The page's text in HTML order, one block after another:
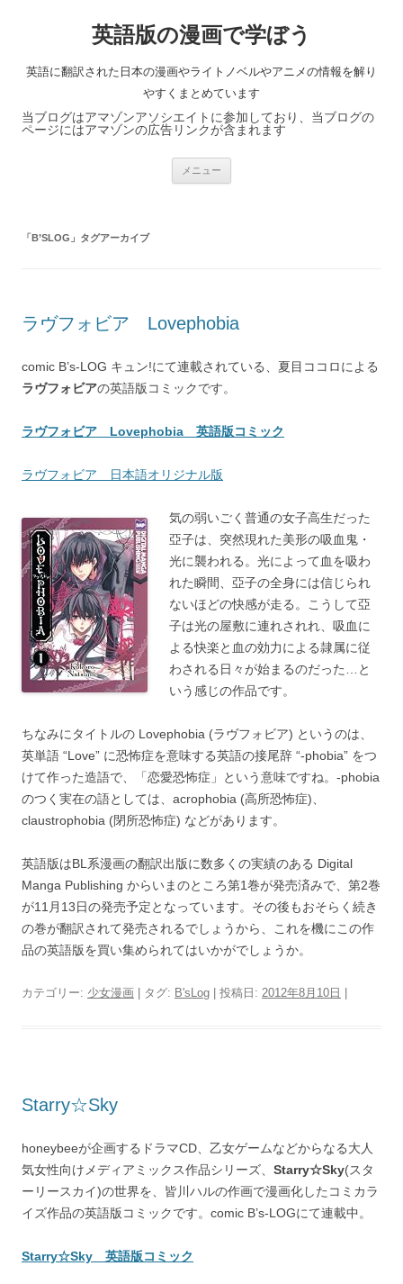
英語版の漫画で学ぼう
英語に翻訳された日本の漫画やライトノベルやアニメの情報を解り
やすくまとめています
当ブログはアマゾンアソシエイトに参加しており、当ブログの
ページにはアマゾンの広告リンクが含まれます
メニュー
「B’SLOG 」タグアーカイブ
ラヴフォビア Lovephobia
comic B’s-LOG キュン!にて連載されている、夏目ココロによる
ラヴフォビアの英語版コミックです。
ラヴフォビア Lovephobia 英語版コミック
ラヴフォビア 日本語オリジナル版
気の弱いごく普通の女子高生だった
亞子は、突然現れた美形の吸血鬼・
光に襲われる。光によって血を吸わ
れた瞬間、亞子の全身には信じられ
ないほどの快感が走る。こうして亞
子は光の屋敷に連れされれ、吸血に
よる快楽と血の効力による隷属に従
わされる日々が始まるのだった…と
いう感じの作品です。
ちなみにタイトルの Lovephobia (ラヴフォビア) というのは、
英単語 “Love” に恐怖症を意味する英語の接尾辞 “-phobia” をつ
けて作った造語で、「恋愛恐怖症」という意味ですね。-phobia
のつく実在の語としては、acrophobia (高所恐怖症)、
claustrophobia (閉所恐怖症) などがあります。
英語版はBL系漫画の翻訳出版に数多くの実績のある Digital
Manga Publishing からいまのところ第1巻が発売済みで、第2巻
が11月13日の発売予定となっています。その後もおそらく続き
の巻が翻訳されて発売されるでしょうから、これを機にこの作
品の英語版を買い集められてはいかがでしょうか。
カテゴリー: 少女漫画 | タグ: B'sLog | 投稿日: 2012年8月10日
Starry☆Sky
honeybeeが企画するドラマCD、乙女ゲームなどからなる大人
気女性向けメディアミックス作品シリーズ、 Starry☆Sky(スタ
ーリースカイ)の世界を、皆川ハルの作画で漫画化したコミカラ
イズ作品の英語版コミックです。comic B’s-LOGにて連載中。
Starry☆Sky 英語版コミック